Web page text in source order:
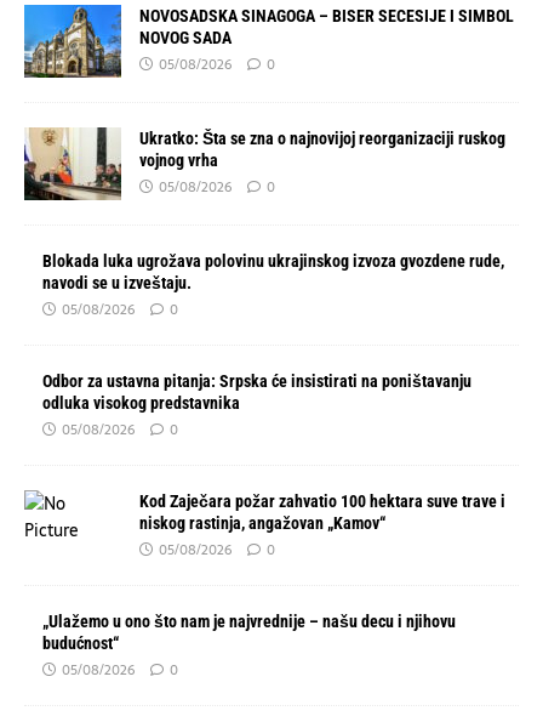
NOVOSADSKA SINAGOGA – BISER SECESIJE I SIMBOL
NOVOG SADA
05/08/2026 0
Ukratko: Šta se zna o najnovijoj reorganizaciji ruskog
vojnog vrha
05/08/2026 0
Blokada luka ugrožava polovinu ukrajinskog izvoza gvozdene rude,
navodi se u izveštaju.
05/08/2026 0
Odbor za ustavna pitanja: Srpska će insistirati na poništavanju
odluka visokog predstavnika
05/08/2026 0
Kod Zaječara požar zahvatio 100 hektara suve trave i
niskog rastinja, angažovan „Kamov“
05/08/2026 0
„Ulažemo u ono što nam je najvrednije – našu decu i njihovu
budućnost“
05/08/2026 0